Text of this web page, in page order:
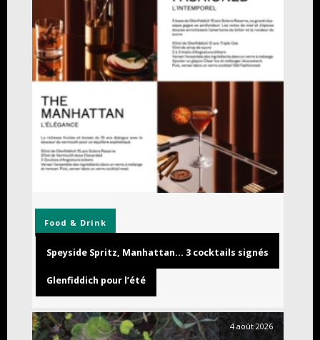
Food & Drink
Speyside Spritz, Manhattan… 3 cocktails signés
Glenfiddich pour l’été
4 août 2026